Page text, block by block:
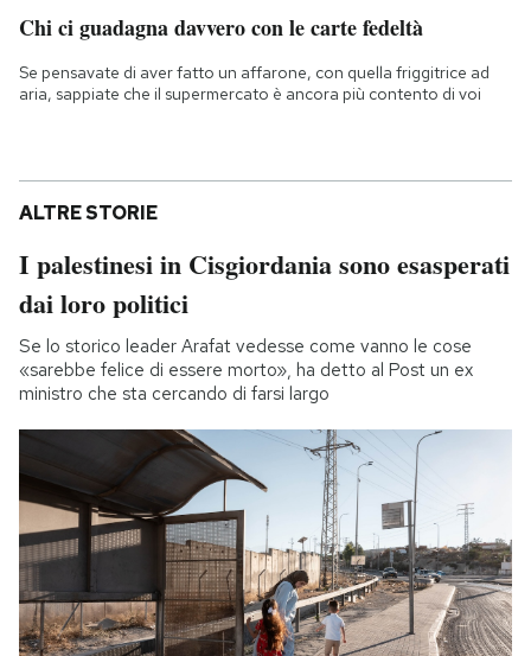
Chi ci guadagna davvero con le carte fedeltà
Se pensavate di aver fatto un affarone, con quella friggitrice ad
aria, sappiate che il supermercato è ancora più contento di voi
ALTRE STORIE
I palestinesi in Cisgiordania sono esasperati
dai loro politici
Se lo storico leader Arafat vedesse come vanno le cose
«sarebbe felice di essere morto», ha detto al Post un ex
ministro che sta cercando di farsi largo